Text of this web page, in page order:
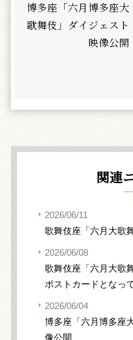
博多座「六月博多座大
歌舞伎」ダイジェスト
映像公開
関連
2026/06/11
歌舞伎座「六月大歌
2026/06/08
歌舞伎座「六月大歌
ポストカードとなっ
2026/06/04
博多座「六月博多座
像公開